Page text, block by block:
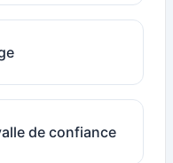
de confiance